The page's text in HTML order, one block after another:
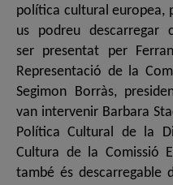
política cultural europea,
us podreu
ser presentat per
Representació de la
Segimon Borràs,
van intervenir Barbara
Política Cultural de la
Cultura de la Comissió
també és descarregable